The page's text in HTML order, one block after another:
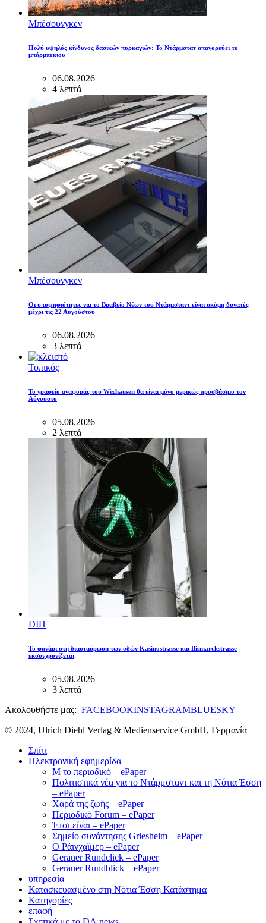
Μπέσουνγκεν
Πολύ υψηλός κίνδυνος δασικών πυρκαγιών: Το Ντάρμστατ απαγορεύει το
μπάρμπεκιου
06.08.2026
4 λεπτά
Μπέσουνγκεν
Οι υποψηφιότητες για το Βραβείο Νέων του Ντάρμσταντ είναι ακόμη δυνατές
μέχρι τις 22 Αυγούστου
06.08.2026
3 λεπτά
Τοπικός
Το γραφείο αναφοράς του Wixhausen θα είναι μόνο μερικώς προσβάσιμο τον
Αύγουστο
05.08.2026
2 λεπτά
DIH
Το φανάρι στη διασταύρωση των οδών Kasinostrasse και Bismarckstrasse
εκσυγχρονίζεται
05.08.2026
3 λεπτά
Ακολουθήστε μας: FACEBOOKINSTAGRAMBLUESKY
© 2024, Ulrich Diehl Verlag & Medienservice GmbH, Γερμανία
Σπίτι
Ηλεκτρονική εφημερίδα
M το περιοδικό – ePaper
Πολιτιστικά νέα για το Ντάρμσταντ και τη Νότια Έσση
– ePaper
Χαρά της ζωής – ePaper
Περιοδικό Forum – ePaper
Έτσι είναι – ePaper
Σημείο συνάντησης Griesheim – ePaper
Ο Ράινχαϊμερ – ePaper
Gerauer Rundclick – ePaper
Gerauer Rundblick – ePaper
υπηρεσία
Κατασκευασμένο στη Νότια Έσση Κατάστημα
Κατηγορίες
επαφή